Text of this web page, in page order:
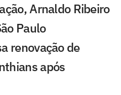
Arnaldo Ribeiro
Paulo
renovação de
após